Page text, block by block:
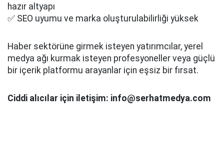
hazır altyapı
✅ SEO uyumu ve marka oluşturulabilirliği yüksek
Haber sektörüne girmek isteyen yatırımcılar, yerel
medya ağı kurmak isteyen profesyoneller veya güçlü
bir içerik platformu arayanlar için eşsiz bir fırsat.
Ciddi alıcılar için iletişim: info@serhatmedya.com